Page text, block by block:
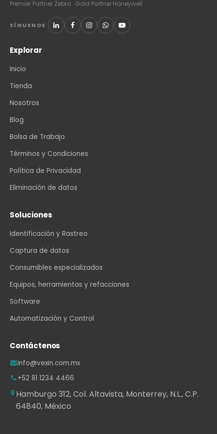
Premier Partner Zebra · Gold Partner Honeywell
SÍGUENOS
Explorar
Inicio
Tienda
Nosotros
Blog
Bolsa de Trabajo
Términos y Condiciones
Política de Privacidad
Eliminación de datos
Soluciones
Identificación y Rastreo
Captura de datos
Consumibles especializados
Equipos, herramientas y refacciones
Software
Automatización y Control
Contáctenos
info@vexin.com.mx
+52 81 1234 4466
Hamburgo 312, Col. Altavista, Monterrey, N.L., C.P.
64840, México